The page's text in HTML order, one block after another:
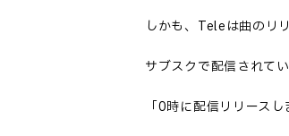
しかも、Teleは曲の
サブスクで配信されて
「0時に配信リリース